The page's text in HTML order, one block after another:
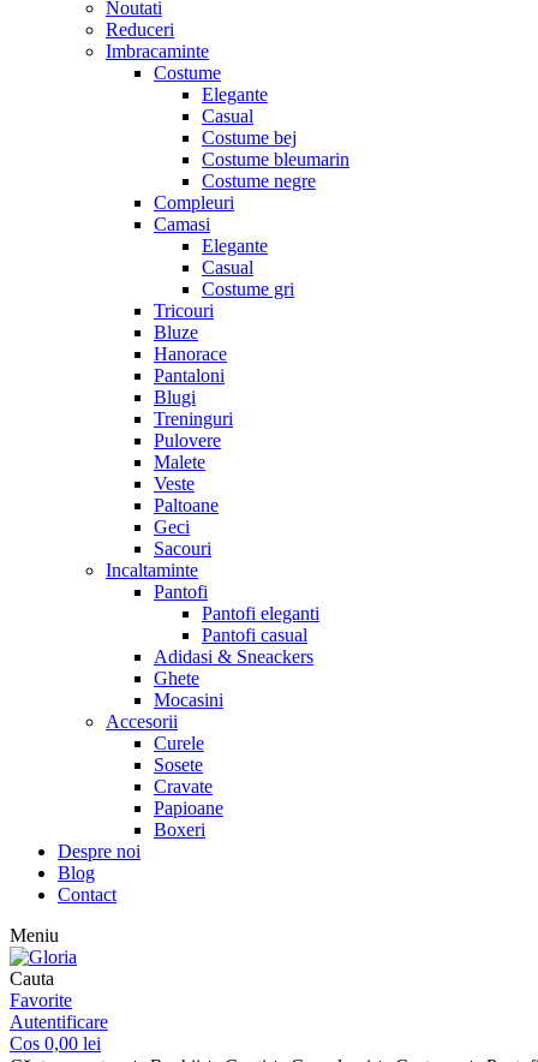
Noutati
Reduceri
Imbracaminte
Costume
Elegante
Casual
Costume bej
Costume bleumarin
Costume negre
Compleuri
Camasi
Elegante
Casual
Costume gri
Tricouri
Bluze
Hanorace
Pantaloni
Blugi
Treninguri
Pulovere
Malete
Veste
Paltoane
Geci
Sacouri
Incaltaminte
Pantofi
Pantofi eleganti
Pantofi casual
Adidasi & Sneackers
Ghete
Mocasini
Accesorii
Curele
Sosete
Cravate
Papioane
Boxeri
Despre noi
Blog
Contact
Meniu
Cauta
Favorite
Autentificare
Cos 0,00 lei